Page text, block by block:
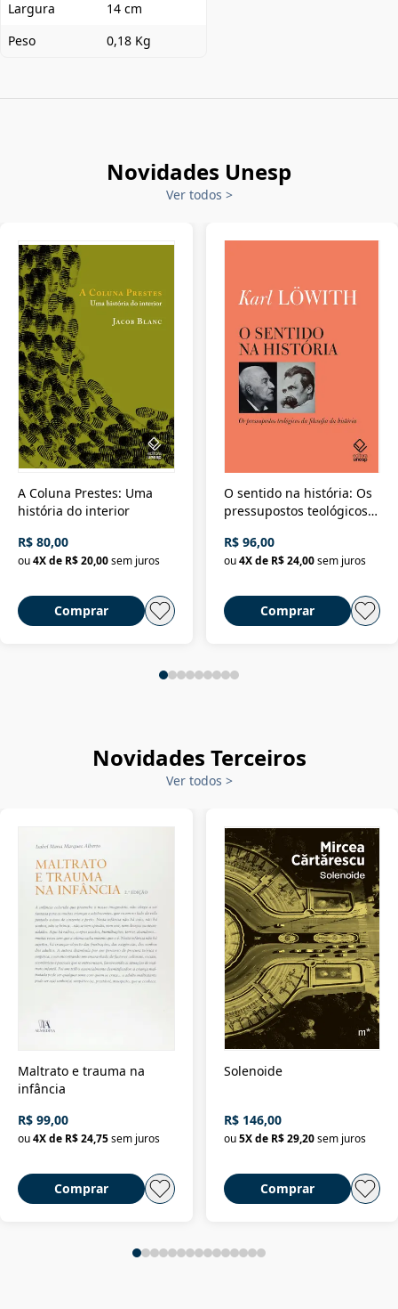
Largura
14 cm
Peso
0,18 Kg
Novidades Unesp
Ver todos >
A Coluna Prestes: Uma
história do interior
R$ 80,00
ou4X de R$ 20,00sem juros
Comprar
O sentido na história: Os
pressupostos teológicos
R$ 96,00
ou 4X de R$ 24,00 sem juros
Comprar
Novidades Terceiros
Ver todos >
Maltrato e trauma na
infância
R$ 99,00
ou4X de R$ 24,75sem juros
Comprar
Solenoide
R$ 146,00
ou 5X de R$ 29,20 sem juros
Comprar